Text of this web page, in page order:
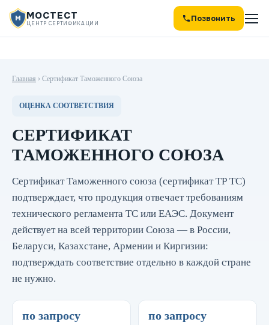
МОСТЕСТ
ЦЕНТР СЕРТИФИКАЦИИ Позвонить
Главная › Сертификат Таможенного Союза
ОЦЕНКА СООТВЕТСТВИЯ
СЕРТИФИКАТ
ТАМОЖЕННОГО СОЮЗА
Сертификат Таможенного союза (сертификат ТР ТС)
подтверждает, что продукция отвечает требованиям
технического регламента ТС или ЕАЭС. Документ
действует на всей территории Союза — в России,
Беларуси, Казахстане, Армении и Киргизии:
подтверждать соответствие отдельно в каждой стране
не нужно.
по запросу по запросу